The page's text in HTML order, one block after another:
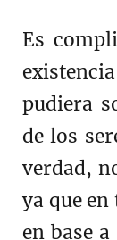
Es
pudiera
de los
verdad,
ya que
en base